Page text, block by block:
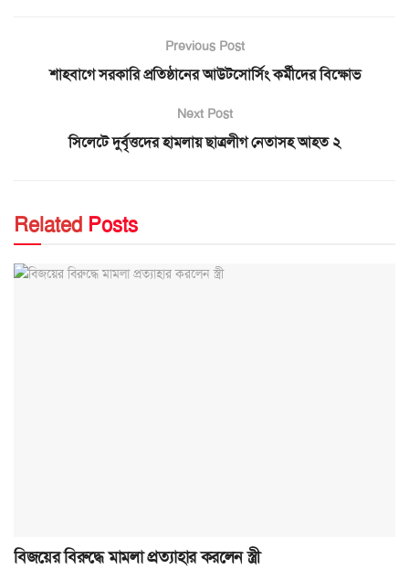
Previous Post
শাহবাগে সরকারি প্রতিষ্ঠানের আউটসোর্সিং কর্মীদের বিক্ষোভ
Next Post
সিলেটে দুর্বৃত্তদের হামলায় ছাত্রলীগ নেতাসহ আহত ২
Related Posts
বিজয়ের বিরুদ্ধে মামলা প্রত্যাহার করলেন স্ত্রী